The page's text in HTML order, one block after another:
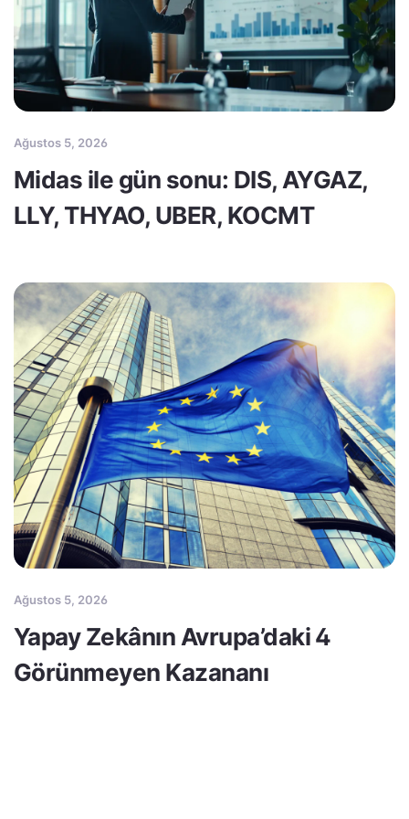
Ağustos 5, 2026
Midas ile gün sonu: DIS, AYGAZ,
LLY, THYAO, UBER, KOCMT
Ağustos 5, 2026
Yapay Zekânın Avrupa’daki 4
Görünmeyen Kazananı